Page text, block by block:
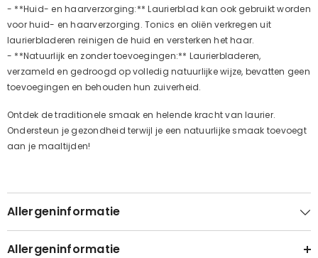
- **Huid- en haarverzorging:** Laurierblad kan ook gebruikt worden
voor huid- en haarverzorging. Tonics en oliën verkregen uit
laurierbladeren reinigen de huid en versterken het haar.
- **Natuurlijk en zonder toevoegingen:** Laurierbladeren,
verzameld en gedroogd op volledig natuurlijke wijze, bevatten geen
toevoegingen en behouden hun zuiverheid.
Ontdek de traditionele smaak en helende kracht van laurier.
Ondersteun je gezondheid terwijl je een natuurlijke smaak toevoegt
aan je maaltijden!
Allergeninformatie
Allergeninformatie